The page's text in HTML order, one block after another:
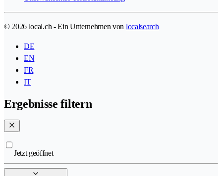
© 2026 local.ch - Ein Unternehmen von localsearch
DE
EN
FR
IT
Ergebnisse filtern
Jetzt geöffnet